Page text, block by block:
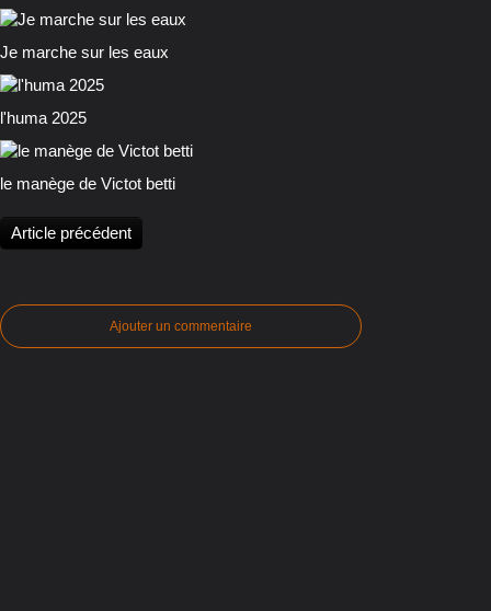
Je marche sur les eaux
l'huma 2025
le manège de Victot betti
Article précédent
Ajouter un commentaire